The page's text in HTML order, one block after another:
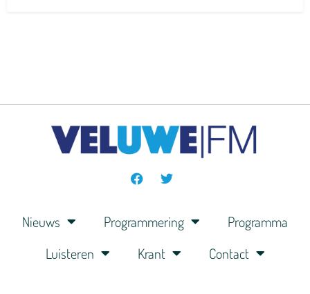
Nieuws Programmering
Programma
Luisteren
Krant Contact